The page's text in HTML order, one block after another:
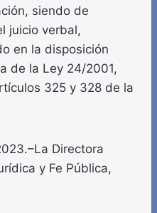
siendo de
juicio verbal,
en la disposición
de la Ley 24/2001,
325 y 328 de la
Directora
y Fe Pública,